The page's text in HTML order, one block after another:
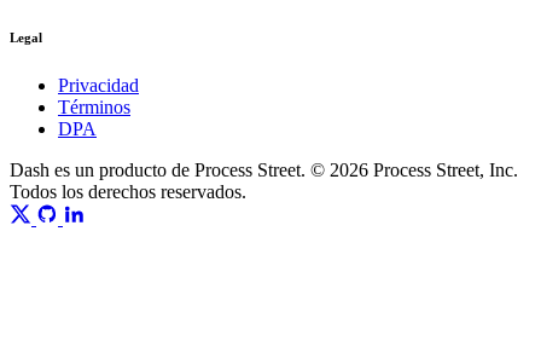
Legal
Privacidad
Términos
DPA
Dash es un producto de Process Street. © 2026 Process Street, Inc.
Todos los derechos reservados.